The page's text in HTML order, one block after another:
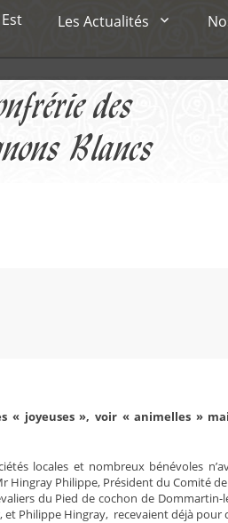
Les Actualités
des
Blancs
« joyeuses », voir « animelles »
locales et nombreux bénévoles
Philippe, Président du Comité
du Pied de cochon de
Philippe Hingray, recevaient déjà pour